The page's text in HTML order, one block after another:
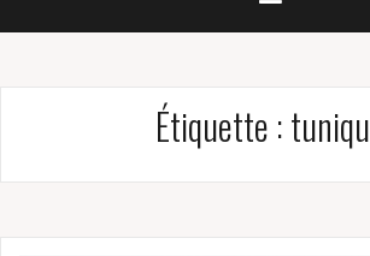
Étiquette :